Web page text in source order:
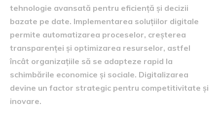
tehnologie avansată pentru eficiență și decizii
bazate pe date. Implementarea soluțiilor digitale
permite automatizarea proceselor, creșterea
transparenței și optimizarea resurselor, astfel
încât organizațiile să se adapteze rapid la
schimbările economice și sociale. Digitalizarea
devine un factor strategic pentru competitivitate și
inovare.